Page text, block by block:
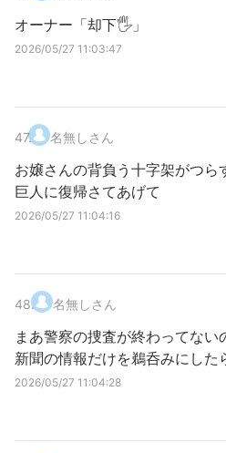
オーナー「却下🖐」
2026/05/27 11:03:47
47. 名無しさん
お嬢さんの背負う十字架がつら
巨人に復帰さてあげて
2026/05/27 11:04:16
48. 名無しさん
まあ警察の捜査が終わってない
新聞の情報だけを鵜呑みにした
2026/05/27 11:04:28